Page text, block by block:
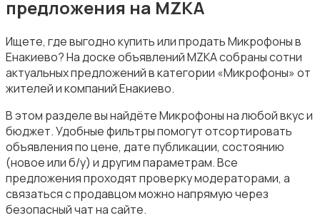
Спутниковое и цифровое ТВ
Аудиоусилители и ресиверы
предложения на MZKA
Ищете, где выгодно купить или продать Микрофоны в
Енакиево? На доске объявлений MZKA собраны сотни
актуальных предложений в категории «Микрофоны» от
жителей и компаний Енакиево.
В этом разделе вы найдёте Микрофоны на любой вкус и
бюджет. Удобные фильтры помогут отсортировать
объявления по цене, дате публикации, состоянию
(новое или б/у) и другим параметрам. Все
предложения проходят проверку модераторами, а
связаться с продавцом можно напрямую через
безопасный чат на сайте.